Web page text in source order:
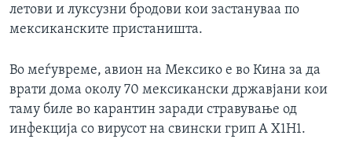
летови и луксузни бродови кои застануваа по
мексиканските пристаништа.
Во меѓувреме, авион на Мексико е во Кина за да
врати дома околу 70 мексикански државјани кои
таму биле во карантин заради стравување од
инфекција со вирусот на свински грип А Х1Н1.